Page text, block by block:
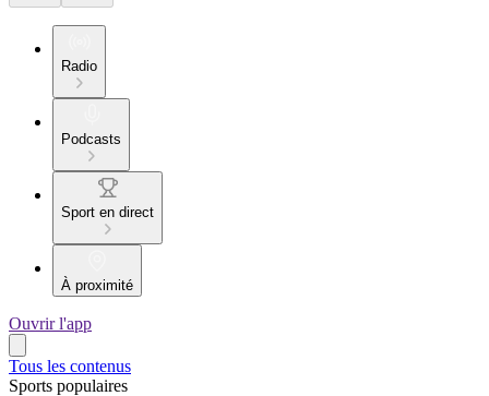
Radio
Podcasts
Sport en direct
À proximité
Ouvrir l'app
Tous les contenus
Sports populaires